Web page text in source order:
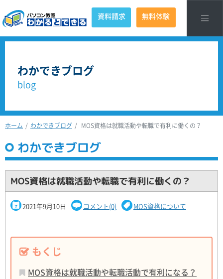
資料請求 無料体験
わかできブログ
blog
ホーム わかできブログ MOS資格は就職活動や転職で有利に働くの？
わかできブログ
MOS資格は就職活動や転職で有利に働くの？
2021年9月10日 コメント(0) MOS資格について
もくじ
MOS資格は就職活動や転職活動で有利になる？